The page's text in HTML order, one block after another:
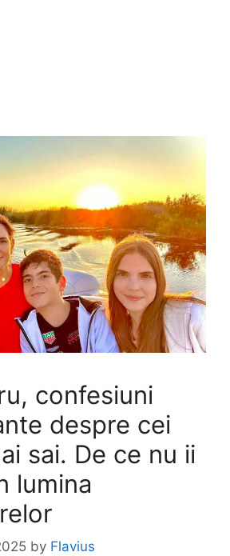
confesiuni
despre cei
sai. De ce nu ii
lumina
by Flavius